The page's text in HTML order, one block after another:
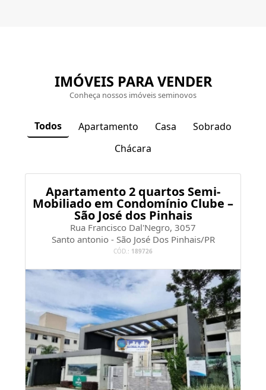
IMÓVEIS PARA VENDER
Conheça nossos imóveis seminovos
Todos Apartamento Casa
Sobrado
Chácara
Apartamento 2 quartos Semi-
Mobiliado em Condomínio Clube –
São José dos Pinhais
Rua Francisco Dal'Negro, 3057
Santo antonio - São José Dos Pinhais/PR
CÓD.: 189726